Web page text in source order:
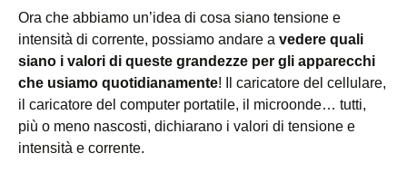
Ora che abbiamo un’idea di cosa siano tensione e
intensità di corrente, possiamo andare a vedere quali
siano i valori di queste grandezze per gli apparecchi
che usiamo quotidianamente! Il caricatore del cellulare,
il caricatore del computer portatile, il microonde… tutti,
più o meno nascosti, dichiarano i valori di tensione e
intensità e corrente.